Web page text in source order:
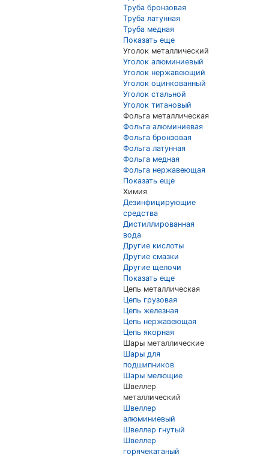
Труба бронзовая
Труба латунная
Труба медная
Показать еще
Уголок металлический
Уголок алюминиевый
Уголок нержавеющий
Уголок оцинкованный
Уголок стальной
Уголок титановый
Фольга металлическая
Фольга алюминиевая
Фольга бронзовая
Фольга латунная
Фольга медная
Фольга нержавеющая
Показать еще
Химия
Дезинфицирующие
средства
Дистиллированная
вода
Другие кислоты
Другие смазки
Другие щелочи
Показать еще
Цепь металлическая
Цепь грузовая
Цепь железная
Цепь нержавеющая
Цепь якорная
Шары металлические
Шары для
подшипников
Шары мелющие
Швеллер
металлический
Швеллер
алюминиевый
Швеллер гнутый
Швеллер
горячекатаный